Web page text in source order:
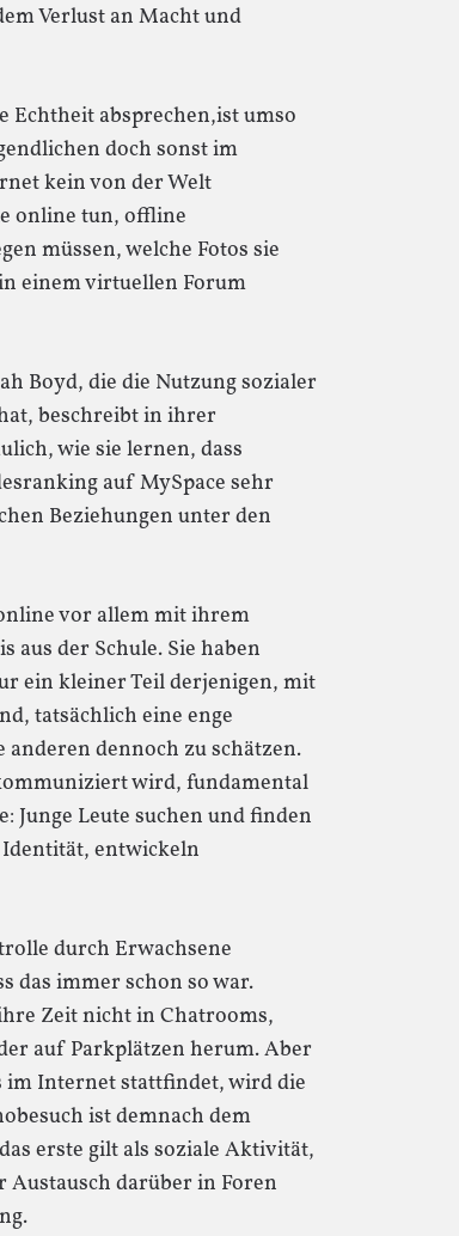
Verlust an Macht und
Echtheit absprechen,ist umso
doch sonst im
kein von der Welt
online tun, offline
müssen, welche Fotos sie
einem virtuellen Forum
Boyd, die die Nutzung sozialer
beschreibt in ihrer
wie sie lernen, dass
auf MySpace sehr
Beziehungen unter den
vor allem mit ihrem
der Schule. Sie haben
ein kleiner Teil derjenigen, mit
tatsächlich eine enge
dennoch zu schätzen.
wird, fundamental
Junge Leute suchen und finden
entwickeln
durch Erwachsene
das immer schon so war.
Zeit nicht in Chatrooms,
auf Parkplätzen herum. Aber
im Internet stattfindet, wird die
ist demnach dem
erste gilt als soziale Aktivität,
Austausch darüber in Foren